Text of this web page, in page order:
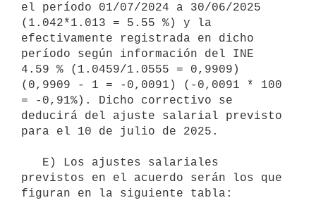
el período 01/07/2024 a 30/06/2025
(1.042*1.013 = 5.55 %) y la
efectivamente registrada en dicho
período según información del INE
4.59 % (1.0459/1.0555 = 0,9909)
(0,9909 - 1 = -0,0091) (-0,0091 * 100
= -0,91%). Dicho correctivo se
deducirá del ajuste salarial previsto
para el 10 de julio de 2025.
previstos en el acuerdo serán los que
figuran en la siguiente tabla: